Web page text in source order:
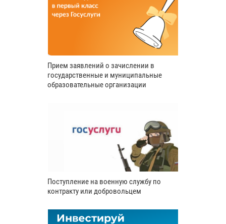
Прием заявлений о зачислении в
государственные и муниципальные
образовательные организации
Поступление на военную службу по
контракту или добровольцем